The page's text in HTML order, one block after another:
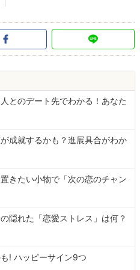
とのデート先でわかる！あなた
が成就するかも？進展具合がわか
きたい小物で「次の恋のチャン
隠れた「恋愛ストレス」は何？
! ハッピーサイン9つ